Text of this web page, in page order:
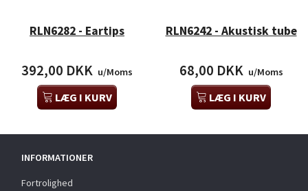
RLN6282 - Eartips
392,00 DKK u/Moms
LÆG I KURV
RLN6242 - Akustisk tube
68,00 DKK u/Moms
LÆG I KURV
INFORMATIONER
Fortrolighed